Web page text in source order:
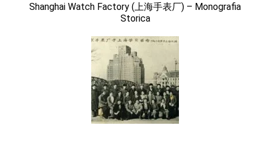
Shanghai Watch Factory (上海手表厂) – Monografia
Storica